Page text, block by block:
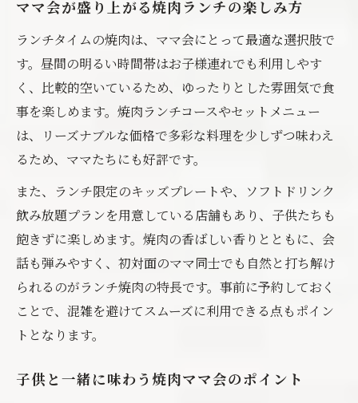
ママ会が盛り上がる焼肉ランチの楽しみ方
ランチタイムの焼肉は、ママ会にとって最適な選択肢で
す。昼間の明るい時間帯はお子様連れでも利用しやす
く、比較的空いているため、ゆったりとした雰囲気で食
事を楽しめます。焼肉ランチコースやセットメニュー
は、リーズナブルな価格で多彩な料理を少しずつ味わえ
るため、ママたちにも好評です。
また、ランチ限定のキッズプレートや、ソフトドリンク
飲み放題プランを用意している店舗もあり、子供たちも
飽きずに楽しめます。焼肉の香ばしい香りとともに、会
話も弾みやすく、初対面のママ同士でも自然と打ち解け
られるのがランチ焼肉の特長です。事前に予約しておく
ことで、混雑を避けてスムーズに利用できる点もポイン
トとなります。
子供と一緒に味わう焼肉ママ会のポイント